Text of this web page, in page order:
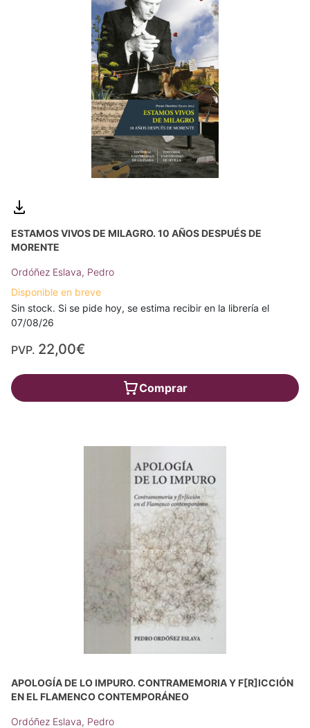
ESTAMOS VIVOS DE MILAGRO. 10 AÑOS DESPUÉS DE
MORENTE
Ordóñez Eslava, Pedro
Disponible en breve
Sin stock. Si se pide hoy, se estima recibir en la librería el
07/08/26
PVP. 22,00€
Comprar
APOLOGÍA DE LO IMPURO. CONTRAMEMORIA Y F[R]ICCIÓN
EN EL FLAMENCO CONTEMPORÁNEO
Ordóñez Eslava, Pedro